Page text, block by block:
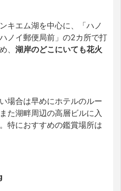
キエム湖を中心に、「ハノ
ノイ郵便局前」の2カ所で打
、 湖岸のどこにいても花火
場合は早めにホテルのルー
た湖畔周辺の高層ビルに入
特におすすめの鑑賞場所は